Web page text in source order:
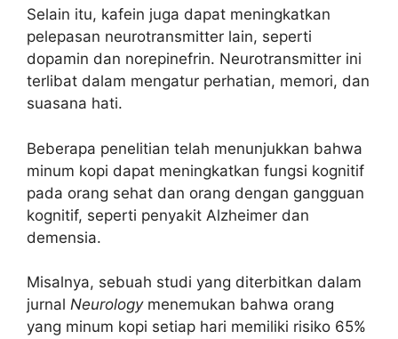
Selain itu, kafein juga dapat meningkatkan
pelepasan neurotransmitter lain, seperti
dopamin dan norepinefrin. Neurotransmitter ini
terlibat dalam mengatur perhatian, memori, dan
suasana hati.
Beberapa penelitian telah menunjukkan bahwa
minum kopi dapat meningkatkan fungsi kognitif
pada orang sehat dan orang dengan gangguan
kognitif, seperti penyakit Alzheimer dan
demensia.
Misalnya, sebuah studi yang diterbitkan dalam
jurnal Neurologymenemukan bahwa orang
yang minum kopi setiap hari memiliki risiko 65%